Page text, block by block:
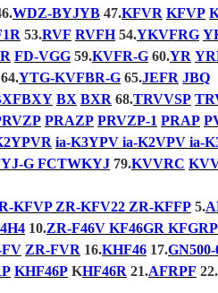
WDZ-BYJYB 47.KFVR KFVP
53.RVF RVFH54.YKVFRG
FD-VGG 59.KVFR-G 60.YR
64.YTG-KVFBR-G 65.JEFR JBQ
BXY BX BXR 68.TRVVSP
PRAZP PRVZP-1 PRAP
ia-K3YPV ia-K2VPV ia-
G FCTWKYJ 79.KVVRC
KFVP ZR-KFV22 ZR-KFFP 5.
10.ZR-F46V KF46GR KFGRP
ZR-FVR 16.KHF46 17.GN500-
KHF46P KHF46R 21.AFRPF 22.